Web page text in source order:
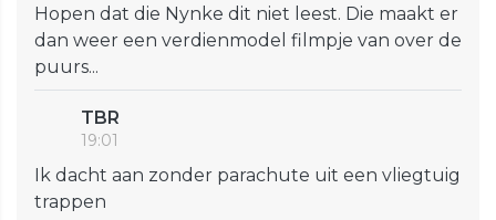
Hopen dat die Nynke dit niet leest. Die maakt er
dan weer een verdienmodel filmpje van over de
puurs...
TBR
19:01
Ik dacht aan zonder parachute uit een vliegtuig
trappen